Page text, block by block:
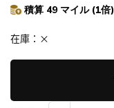
積算 49 マイル (1倍)
在庫 ×